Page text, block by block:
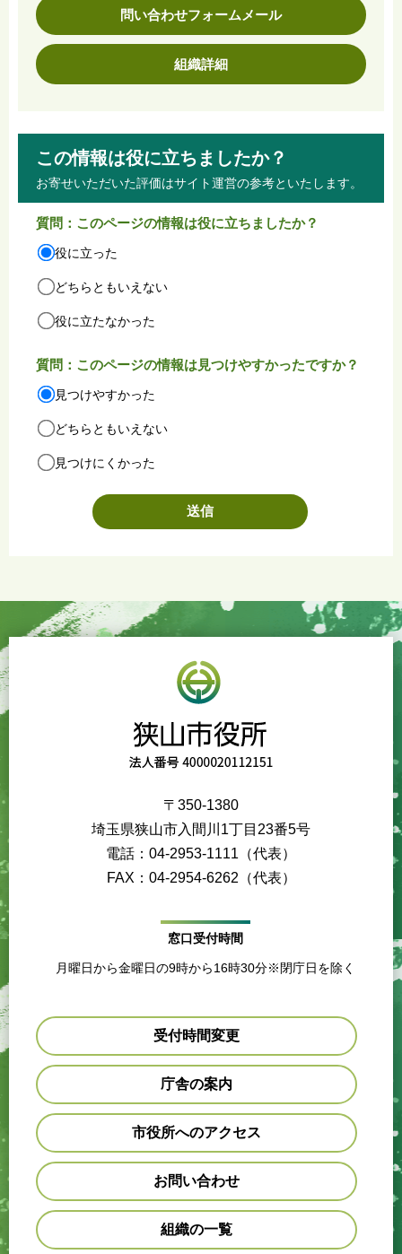
問い合わせフォームメール
組織詳細
この情報は役に立ちましたか？
お寄せいただいた評価はサイト運営の参考といたします。
質問：このページの情報は役に立ちましたか？
役に立った
どちらともいえない
役に立たなかった
質問：このページの情報は見つけやすかったですか？
見つけやすかった
どちらともいえない
見つけにくかった
〒350-1380
埼玉県狭山市入間川1丁目23番5号
電話：04-2953-1111（代表）
FAX：04-2954-6262（代表）
窓口受付時間
月曜日から金曜日の9時から16時30分※閉庁日を除く
受付時間変更
庁舎の案内
市役所へのアクセス
お問い合わせ
組織の一覧